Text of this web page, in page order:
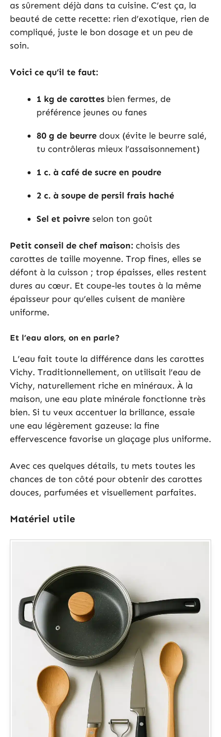
as sûrement déjà dans ta cuisine. C’est ça, la
beauté de cette recette: rien d’exotique, rien de
compliqué, juste le bon dosage et un peu de
soin.
Voici ce qu’il te faut:
1 kg de carottes bien fermes, de
préférence jeunes ou fanes
80 g de beurre doux (évite le beurre salé,
tu contrôleras mieux l’assaisonnement)
1 c. à café de sucre en poudre
2 c. à soupe de persil frais haché
Sel et poivre selon ton goût
Petit conseil de chef maison: choisis des
carottes de taille moyenne. Trop fines, elles se
défont à la cuisson ; trop épaisses, elles restent
dures au cœur. Et coupe-les toutes à la même
épaisseur pour qu’elles cuisent de manière
uniforme.
Et l’eau alors, on en parle?
L’eau fait toute la différence dans les carottes
Vichy. Traditionnellement, on utilisait l’eau de
Vichy, naturellement riche en minéraux. À la
maison, une eau plate minérale fonctionne très
bien. Si tu veux accentuer la brillance, essaie
une eau légèrement gazeuse: la fine
effervescence favorise un glaçage plus uniforme.
Avec ces quelques détails, tu mets toutes les
chances de ton côté pour obtenir des carottes
douces, parfumées et visuellement parfaites.
Matériel utile